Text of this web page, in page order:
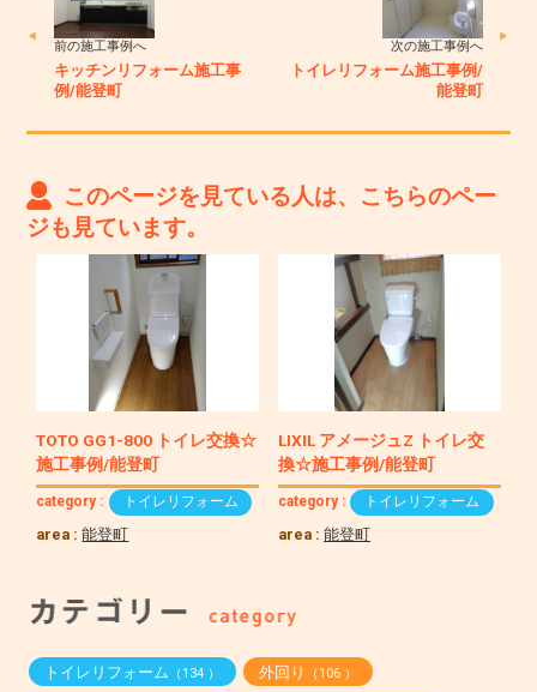
前の施工事例へ
キッチンリフォーム施工事
例/能登町
次の施工事例へ
トイレリフォーム施工事例/
能登町
このページを見ている人は、こちらのペー
ジも見ています。
TOTO GG1-800 トイレ交換☆
施工事例/能登町
category : トイレリフォーム
area :能登町
LIXIL アメージュZ トイレ交
換☆施工事例/能登町
category : トイレリフォーム
area :能登町
トイレリフォーム （134 ） 外回り （106 ）